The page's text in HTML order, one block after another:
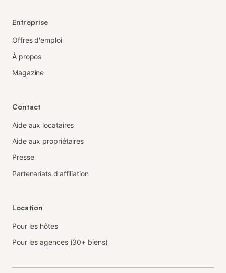
Entreprise
Offres d'emploi
À propos
Magazine
Contact
Aide aux locataires
Aide aux propriétaires
Presse
Partenariats d'affiliation
Location
Pour les hôtes
Pour les agences (30+ biens)